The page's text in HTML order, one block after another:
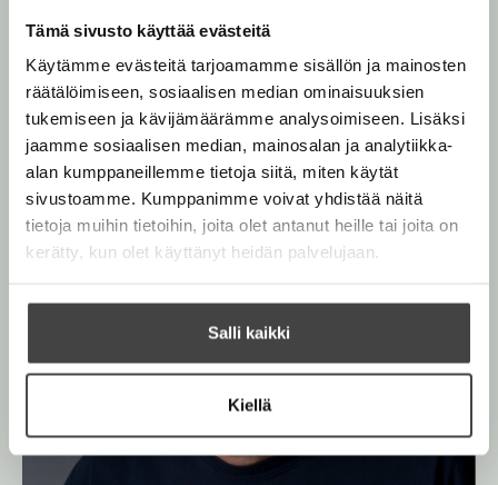
Tämä sivusto käyttää evästeitä
Käytämme evästeitä tarjoamamme sisällön ja mainosten
räätälöimiseen, sosiaalisen median ominaisuuksien
tukemiseen ja kävijämäärämme analysoimiseen. Lisäksi
jaamme sosiaalisen median, mainosalan ja analytiikka-
alan kumppaneillemme tietoja siitä, miten käytät
sivustoamme. Kumppanimme voivat yhdistää näitä
tietoja muihin tietoihin, joita olet antanut heille tai joita on
kerätty, kun olet käyttänyt heidän palvelujaan.
Salli kaikki
Kiellä
v
l
i
l
e
h
t
e
e
n
v
ä
l
i
l
e
h
t
e
e
e
n
v
ä
l
i
l
e
t
n
n
K
i
n
g